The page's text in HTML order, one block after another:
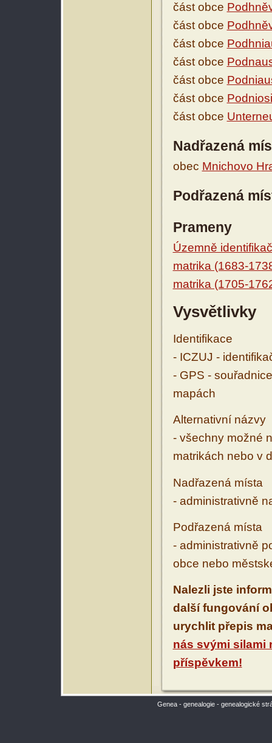
část obce
část obce
část obce
část obce
část obce
část obce
část obce
Nadřazená
obec Mnichovo
Podřazená
Prameny
Územně
matrika (1683-
matrika (1705-
Vysvětlivky
Identifikace
- ICZUJ -
- GPS -
mapách
Alternativní názvy
- všechny možné
matrikách nebo v
Nadřazená místa
- administrativně
Podřazená místa
- administrativně
obce nebo
Nalezli jste
další fungování
urychlit přepis
nás svými silami
příspěvkem!
Genea - genealogie - genealogické